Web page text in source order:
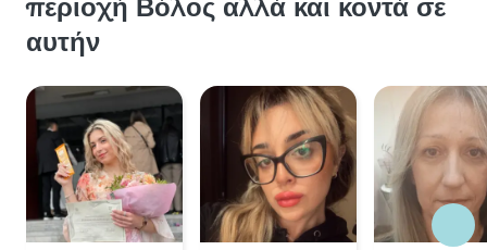
περιοχή Βόλος αλλά και κοντά σε
αυτήν